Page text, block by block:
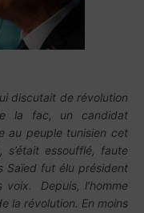
discutait de révolution
la fac, un candidat
au peuple tunisien cet
s’était essoufflé, faute
Saïed fut élu président
Depuis, l’homme
la révolution. En moins